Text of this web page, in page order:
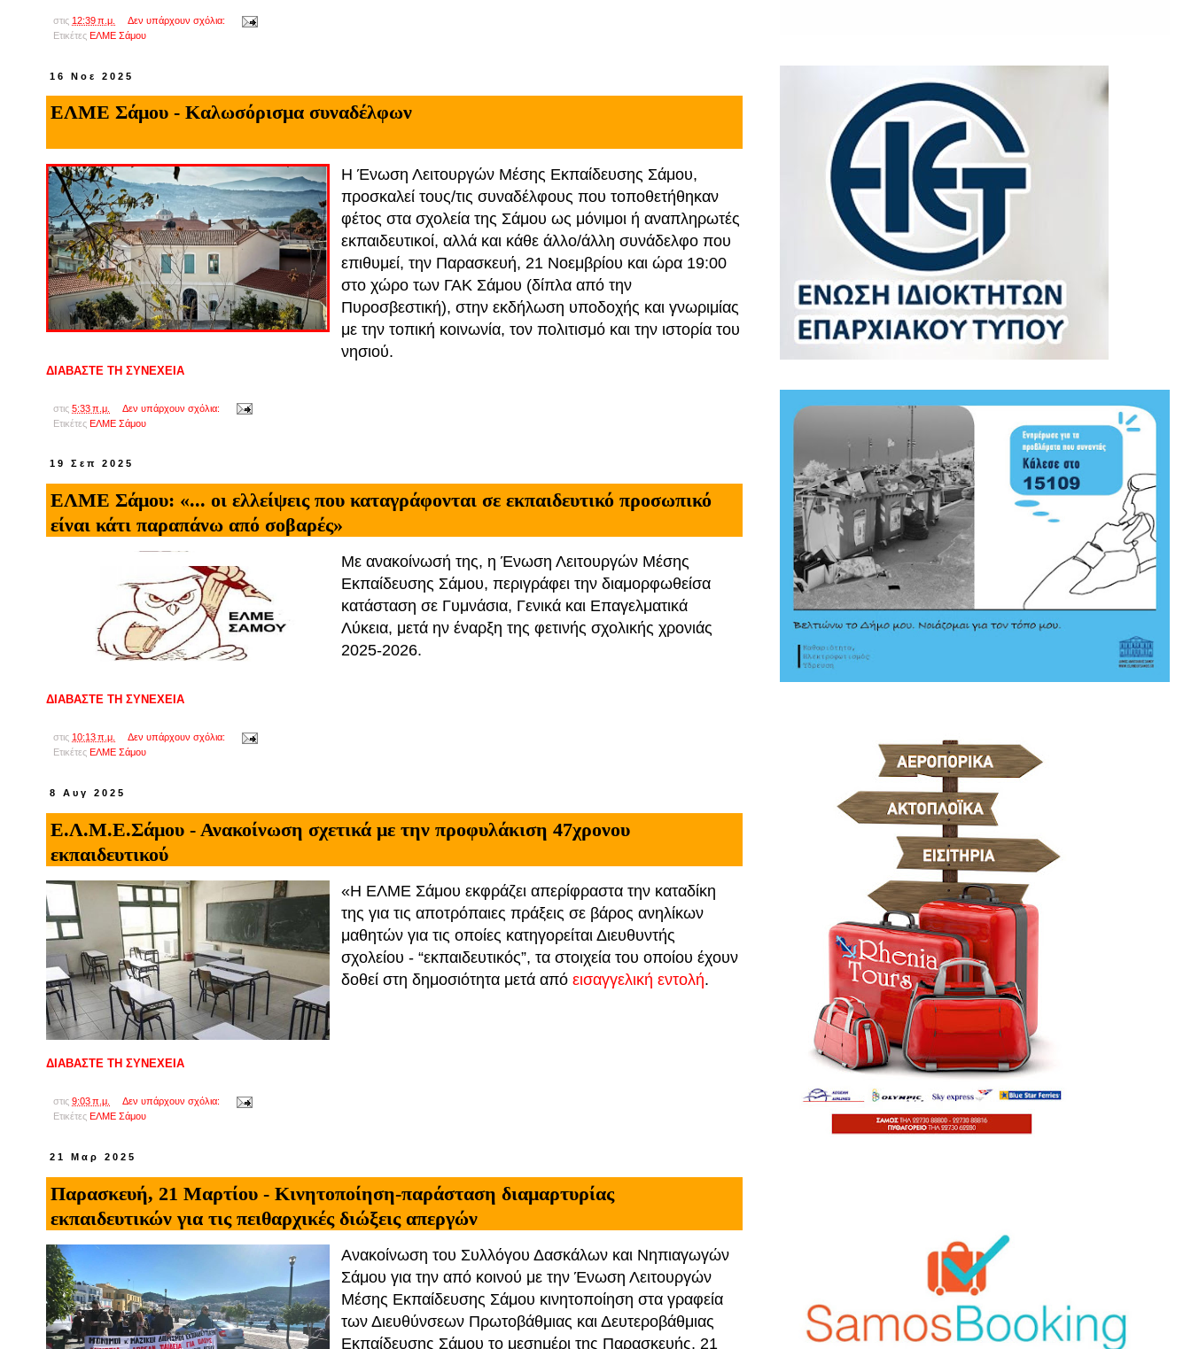
στις 12:39 π.μ.
Δεν υπάρχουν σχόλια:
Ετικέτες ΕΛΜΕ Σάμου
16 Νοε 2025
ΕΛΜΕ Σάμου - Καλωσόρισμα συναδέλφων
Η Ένωση Λειτουργών Μέσης Εκπαίδευσης Σάμου,
προσκαλεί τους/τις συναδέλφους που τοποθετήθηκαν
φέτος στα σχολεία της Σάμου ως μόνιμοι ή αναπληρωτές
εκπαιδευτικοί, αλλά και κάθε άλλο/άλλη συνάδελφο που
επιθυμεί, την Παρασκευή, 21 Νοεμβρίου και ώρα 19:00
στο χώρο των ΓΑΚ Σάμου (δίπλα από την
Πυροσβεστική), στην εκδήλωση υποδοχής και γνωριμίας
με την τοπική κοινωνία, τον πολιτισμό και την ιστορία του
νησιού.
ΔΙΑΒΑΣΤΕ ΤΗ ΣΥΝΕΧΕΙΑ
στις 5:33 π.μ.
Δεν υπάρχουν σχόλια:
Ετικέτες ΕΛΜΕ Σάμου
19 Σεπ 2025
ΕΛΜΕ Σάμου: «... οι ελλείψεις που καταγράφονται σε εκπαιδευτικό προσωπικό
είναι κάτι παραπάνω από σοβαρές»
Με ανακοίνωσή της, η Ένωση Λειτουργών Μέσης
Εκπαίδευσης Σάμου, περιγράφει την διαμορφωθείσα
κατάσταση σε Γυμνάσια, Γενικά και Επαγελματικά
Λύκεια, μετά ην έναρξη της φετινής σχολικής χρονιάς
2025-2026.
ΔΙΑΒΑΣΤΕ ΤΗ ΣΥΝΕΧΕΙΑ
στις 10:13 π.μ.
Δεν υπάρχουν σχόλια:
Ετικέτες ΕΛΜΕ Σάμου
8 Αυγ 2025
Ε.Λ.Μ.Ε.Σάμου - Ανακοίνωση σχετικά με την προφυλάκιση 47χρονου
εκπαιδευτικού
«Η ΕΛΜΕ Σάμου εκφράζει απερίφραστα την καταδίκη
της για τις αποτρόπαιες πράξεις σε βάρος ανηλίκων
μαθητών για τις οποίες κατηγορείται Διευθυντής
σχολείου - “εκπαιδευτικός”, τα στοιχεία του οποίου έχουν
δοθεί στη δημοσιότητα μετά απόεισαγγελική εντολή.
ΔΙΑΒΑΣΤΕ ΤΗ ΣΥΝΕΧΕΙΑ
στις 9:03 π.μ.
Δεν υπάρχουν σχόλια:
Ετικέτες ΕΛΜΕ Σάμου
21 Μαρ 2025
Παρασκευή, 21 Μαρτίου - Κινητοποίηση-παράσταση διαμαρτυρίας
εκπαιδευτικών για τις πειθαρχικές διώξεις απεργών
Ανακοίνωση του Συλλόγου Δασκάλων και Νηπιαγωγών
Σάμου για την από κοινού με την Ένωση Λειτουργών
Μέσης Εκπαίδευσης Σάμου κινητοποίηση στα γραφεία
των Διευθύνσεων Πρωτοβάθμιας και Δευτεροβάθμιας
Εκπαίδευσης Σάμου το μεσημέρι της Παρασκευής, 21